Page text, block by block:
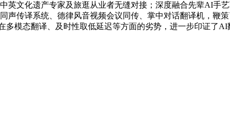
文化遗产专家及旅逛从业者无缝对接；深度融合先辈AI手
传译系统、德律风音视频会议同传、掌中对话翻译机，鞭
多模态翻译、及时性取低延迟等方面的劣势，进一步印证了